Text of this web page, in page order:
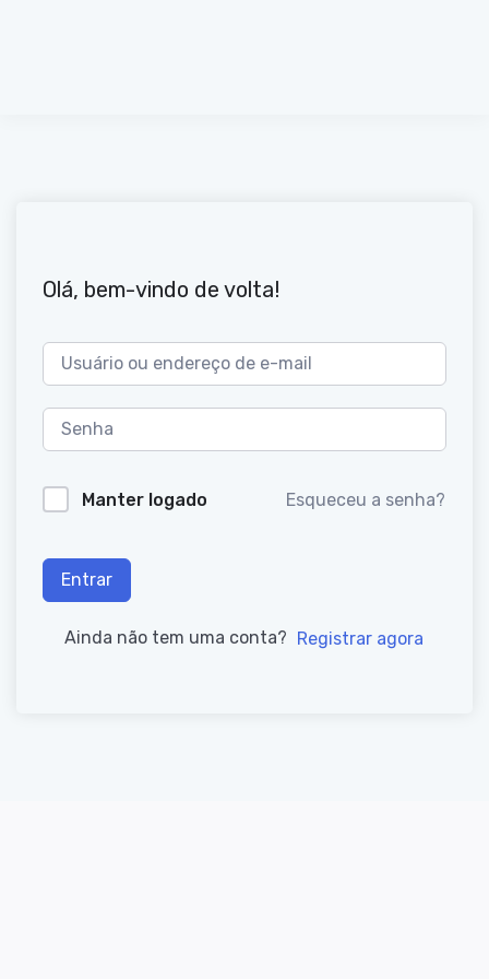
Olá, bem-vindo de volta!
Manter logado Esqueceu a senha?
Entrar
Ainda não tem uma conta? Registrar agora